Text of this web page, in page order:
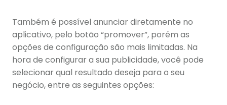
Também é possível anunciar diretamente no
aplicativo, pelo botão “promover”, porém as
opções de configuração são mais limitadas. Na
hora de configurar a sua publicidade, você pode
selecionar qual resultado deseja para o seu
negócio, entre as seguintes opções: